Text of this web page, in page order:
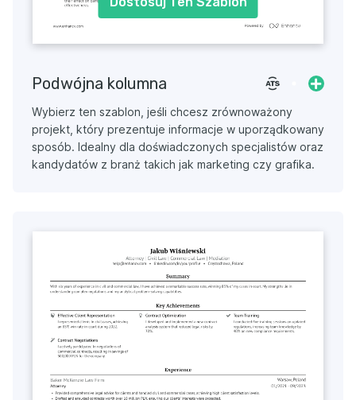
Podwójna kolumna
Wybierz ten szablon, jeśli chcesz zrównoważony
projekt, który prezentuje informacje w uporządkowany
sposób. Idealny dla doświadczonych specjalistów oraz
kandydatów z branż takich jak marketing czy grafika.